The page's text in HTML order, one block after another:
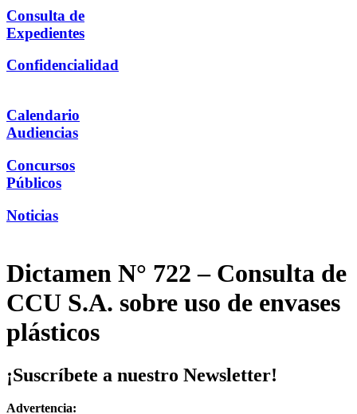
Consulta de
Expedientes
Confidencialidad
Calendario
Audiencias
Concursos
Públicos
Noticias
Dictamen N° 722 – Consulta de
CCU S.A. sobre uso de envases
plásticos
¡Suscríbete a nuestro Newsletter!
Advertencia: